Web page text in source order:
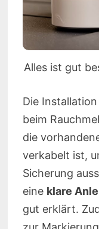
Alles ist gut
Die
beim
die
verkabelt ist,
Sicherung
eine klare
gut erklärt.